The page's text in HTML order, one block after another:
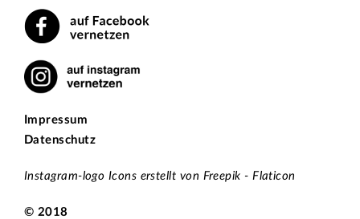
Impressum
Datenschutz
Instagram-logo Icons erstellt von Freepik - Flaticon
© 2018